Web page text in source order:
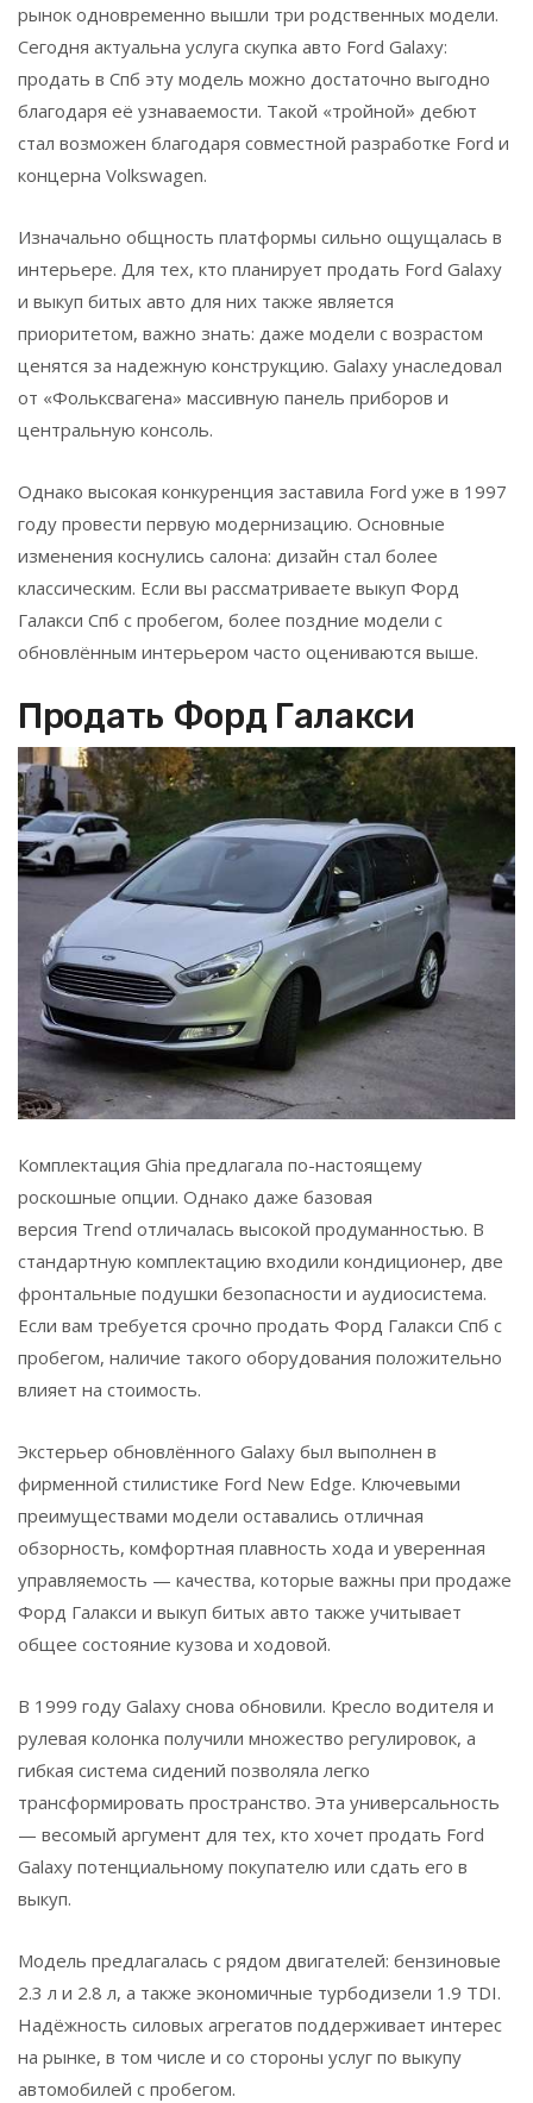
рынок одновременно вышли три родственных модели.
Сегодня актуальна услуга скупка авто Ford Galaxy:
продать в Спб эту модель можно достаточно выгодно
благодаря её узнаваемости. Такой «тройной» дебют
стал возможен благодаря совместной разработке Ford и
концерна Volkswagen.
Изначально общность платформы сильно ощущалась в
интерьере. Для тех, кто планирует продать Ford Galaxy
и выкуп битых авто для них также является
приоритетом, важно знать: даже модели с возрастом
ценятся за надежную конструкцию. Galaxy унаследовал
от «Фольксвагена» массивную панель приборов и
центральную консоль.
Однако высокая конкуренция заставила Ford уже в 1997
году провести первую модернизацию. Основные
изменения коснулись салона: дизайн стал более
классическим. Если вы рассматриваете выкуп Форд
Галакси Спб с пробегом, более поздние модели с
обновлённым интерьером часто оцениваются выше.
Продать Форд Галакси
Комплектация Ghia предлагала по-настоящему
роскошные опции. Однако даже базовая
версия Trend отличалась высокой продуманностью. В
стандартную комплектацию входили кондиционер, две
фронтальные подушки безопасности и аудиосистема.
Если вам требуется срочно продать Форд Галакси Спб с
пробегом, наличие такого оборудования положительно
влияет на стоимость.
Экстерьер обновлённого Galaxy был выполнен в
фирменной стилистике Ford New Edge. Ключевыми
преимуществами модели оставались отличная
обзорность, комфортная плавность хода и уверенная
управляемость — качества, которые важны при продаже
Форд Галакси и выкуп битых авто также учитывает
общее состояние кузова и ходовой.
В 1999 году Galaxy снова обновили. Кресло водителя и
рулевая колонка получили множество регулировок, а
гибкая система сидений позволяла легко
трансформировать пространство. Эта универсальность
— весомый аргумент для тех, кто хочет продать Ford
Galaxy потенциальному покупателю или сдать его в
выкуп.
Модель предлагалась с рядом двигателей: бензиновые
2.3 л и 2.8 л, а также экономичные турбодизели 1.9 TDI.
Надёжность силовых агрегатов поддерживает интерес
на рынке, в том числе и со стороны услуг по выкупу
автомобилей с пробегом.